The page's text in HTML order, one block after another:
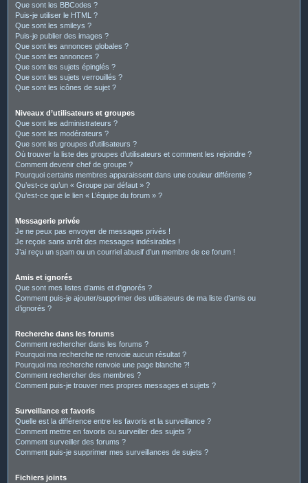
Que sont les BBCodes ?
Puis-je utiliser le HTML ?
Que sont les smileys ?
Puis-je publier des images ?
Que sont les annonces globales ?
Que sont les annonces ?
Que sont les sujets épinglés ?
Que sont les sujets verrouillés ?
Que sont les icônes de sujet ?
Niveaux d’utilisateurs et groupes
Que sont les administrateurs ?
Que sont les modérateurs ?
Que sont les groupes d’utilisateurs ?
Où trouver la liste des groupes d’utilisateurs et comment les rejoindre ?
Comment devenir chef de groupe ?
Pourquoi certains membres apparaissent dans une couleur différente ?
Qu’est-ce qu’un « Groupe par défaut » ?
Qu’est-ce que le lien « L’équipe du forum » ?
Messagerie privée
Je ne peux pas envoyer de messages privés !
Je reçois sans arrêt des messages indésirables !
J’ai reçu un spam ou un courriel abusif d’un membre de ce forum !
Amis et ignorés
Que sont mes listes d’amis et d’ignorés ?
Comment puis-je ajouter/supprimer des utilisateurs de ma liste d’amis ou
d’ignorés ?
Recherche dans les forums
Comment rechercher dans les forums ?
Pourquoi ma recherche ne renvoie aucun résultat ?
Pourquoi ma recherche renvoie une page blanche ?!
Comment rechercher des membres ?
Comment puis-je trouver mes propres messages et sujets ?
Surveillance et favoris
Quelle est la différence entre les favoris et la surveillance ?
Comment mettre en favoris ou surveiller des sujets ?
Comment surveiller des forums ?
Comment puis-je supprimer mes surveillances de sujets ?
Fichiers joints